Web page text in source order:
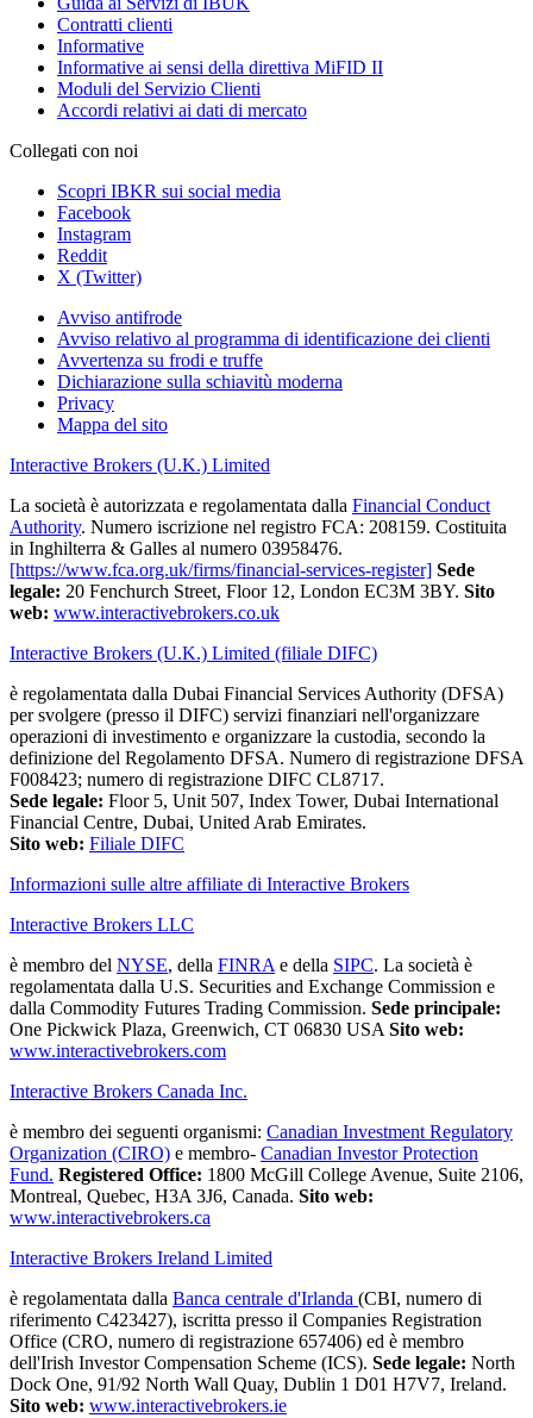
Contratti clienti
Informative
Informative ai sensi della direttiva MiFID II
Moduli del Servizio Clienti
Accordi relativi ai dati di mercato
Collegati con noi
Scopri IBKR sui social media
Facebook
Instagram
Reddit
X (Twitter)
Avviso antifrode
Avviso relativo al programma di identificazione dei clienti
Avvertenza su frodi e truffe
Dichiarazione sulla schiavitù moderna
Privacy
Mappa del sito
Interactive Brokers (U.K.) Limited
La società è autorizzata e regolamentata dalla Financial Conduct
Authority. Numero iscrizione nel registro FCA: 208159. Costituita
in Inghilterra & Galles al numero 03958476.
[https://www.fca.org.uk/firms/financial-services-register] Sede
legale: 20 Fenchurch Street, Floor 12, London EC3M 3BY. Sito
web: www.interactivebrokers.co.uk
Interactive Brokers (U.K.) Limited (filiale DIFC)
è regolamentata dalla Dubai Financial Services Authority (DFSA)
per svolgere (presso il DIFC) servizi finanziari nell'organizzare
operazioni di investimento e organizzare la custodia, secondo la
definizione del Regolamento DFSA. Numero di registrazione DFSA
F008423; numero di registrazione DIFC CL8717.
Sede legale: Floor 5, Unit 507, Index Tower, Dubai International
Financial Centre, Dubai, United Arab Emirates.
Sito web: Filiale DIFC
Informazioni sulle altre affiliate di Interactive Brokers
Interactive Brokers LLC
è membro del NYSE, della FINRA e della SIPC. La società è
regolamentata dalla U.S. Securities and Exchange Commission e
dalla Commodity Futures Trading Commission. Sede principale:
One Pickwick Plaza, Greenwich, CT 06830 USA Sito web:
www.interactivebrokers.com
Interactive Brokers Canada Inc.
è membro dei seguenti organismi: Canadian Investment Regulatory
Organization (CIRO) e membro- Canadian Investor Protection
Fund. Registered Office: 1800 McGill College Avenue, Suite 2106,
Montreal, Quebec, H3A 3J6, Canada. Sito web:
www.interactivebrokers.ca
Interactive Brokers Ireland Limited
è regolamentata dalla Banca centrale d'Irlanda (CBI, numero di
riferimento C423427), iscritta presso il Companies Registration
Office (CRO, numero di registrazione 657406) ed è membro
dell'Irish Investor Compensation Scheme (ICS). Sede legale: North
Dock One, 91/92 North Wall Quay, Dublin 1 D01 H7V7, Ireland.
Sito web: www.interactivebrokers.ie